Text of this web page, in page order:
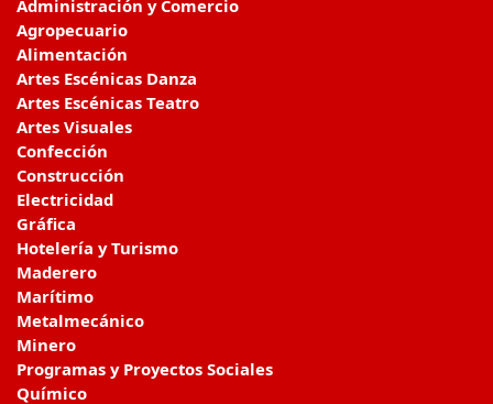
Administración y Comercio
Agropecuario
Alimentación
Artes Escénicas Danza
Artes Escénicas Teatro
Artes Visuales
Confección
Construcción
Electricidad
Gráfica
Hotelería y Turismo
Maderero
Marítimo
Metalmecánico
Minero
Programas y Proyectos Sociales
Químico